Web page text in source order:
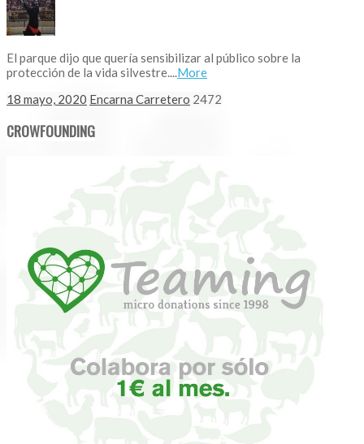
El parque dijo que quería sensibilizar al público sobre la
protección de la vida silvestre....More
18 mayo, 2020 Encarna Carretero 2472
CROWFOUNDING